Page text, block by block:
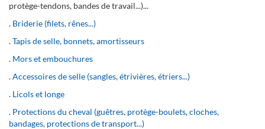
protège-tendons, bandes de travail...)...
. Briderie (filets, rênes...)
.Tapis de selle, bonnets, amortisseurs
. Mors et embouchures
.Accessoires de selle (sangles, étrivières, étriers...)
. Licols et longe
. Protections du cheval (guêtres, protège-boulets, cloches,
bandages, protections de transport...)